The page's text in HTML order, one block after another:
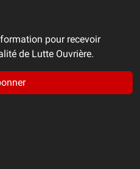
pour recevoir
de Lutte Ouvrière.